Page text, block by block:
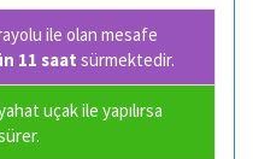
ile olan mesafe
11 saat sürmektedir.
uçak ile yapılırsa